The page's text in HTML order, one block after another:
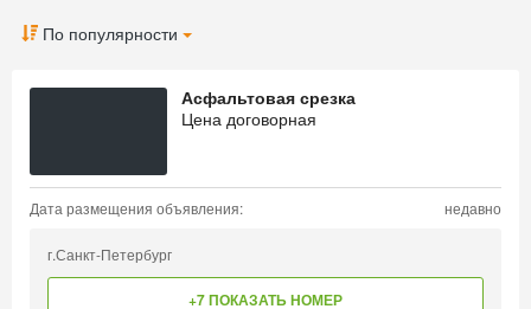
По популярности
Асфальтовая срезка
Цена договорная
Дата размещения объявления: недавно
г.Санкт-Петербург
+7 ПОКАЗАТЬ НОМЕР